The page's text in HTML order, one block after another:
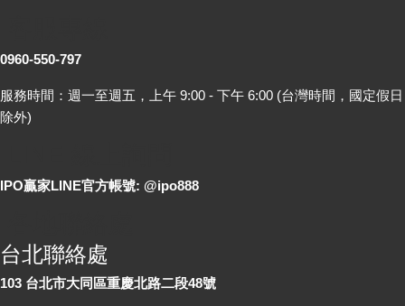
0960-550-797
服務時間：週一至週五，上午 9:00 - 下午 6:00 (台灣時間，國定假日
除外)
IPO贏家LINE官方帳號: @ipo888
台北聯絡處
103 台北市大同區重慶北路二段48號